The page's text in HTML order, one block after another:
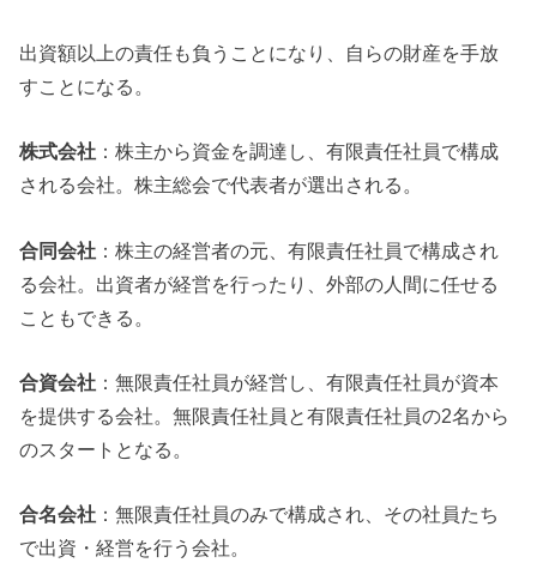
出資額以上の責任も負うことになり、自らの財産を手放
すことになる。
株式会社 ：株主から資金を調達し、有限責任社員で構成
される会社。株主総会で代表者が選出される。
合同会社 ：株主の経営者の元、有限責任社員で構成され
る会社。出資者が経営を行ったり、外部の人間に任せる
こともできる。
合資会社 ：無限責任社員が経営し、有限責任社員が資本
を提供する会社。無限責任社員と有限責任社員の2名から
のスタートとなる。
合名会社 ：無限責任社員のみで構成され、その社員たち
で出資・経営を行う会社。